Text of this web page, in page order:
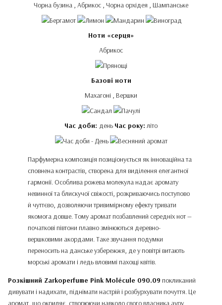
Чорна бузина , Абрикос , Чорна орхідея , Шампанське
Ноти «серця»
Абрикос
Базові ноти
Махагоні , Вершки
Час доби: день Час року: літо
Парфумерна композиція позиціонується як інноваційна та
сповнена контрастів, створена для виділення елегантної
гармонії. Особлива рожева молекула надає аромату
невинної та блискучої свіжості, розкриваючись поступово
й чуттєво, дозволяючи тривимірному ефекту тривати
якомога довше. Тому аромат позбавлений середніх нот —
початкові півтони плавно змінюються деревно-
вершковими акордами. Таке звучання подумки
переносить на данське узбережжя, де у повітрі витають
морські аромати і ледь вловимі пахощі квітів.
Розкішний Zarkoperfume Pink Molécule 090.09 покликаний
дивувати і надихати, піднімати настрій і розбурхувати почуття. Це
аромат, що окриляє, створюючи навколо свого власника ауру